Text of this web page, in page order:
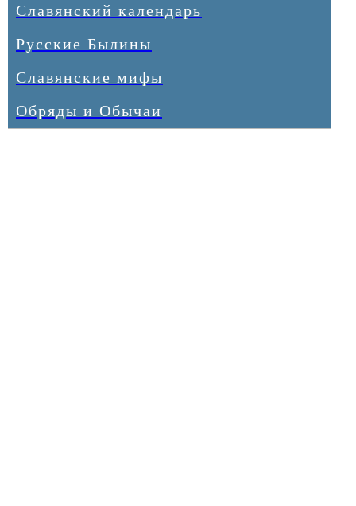
Славянский календарь
Русские Былины
Славянские мифы
Обряды и Обычаи